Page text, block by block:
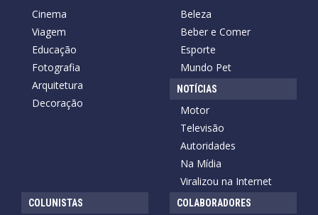
Cinema
Viagem
Educação
Fotografia
Arquitetura
Decoração
Beleza
Beber e Comer
Esporte
Mundo Pet
NOTÍCIAS
Motor
Televisão
Autoridades
Na Mídia
Viralizou na Internet
COLUNISTAS COLABORADORES